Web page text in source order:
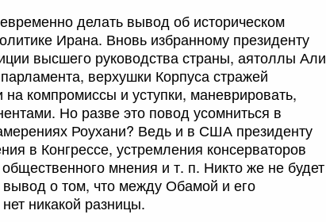
делать вывод об историческом
Ирана. Вновь избранному президенту
высшего руководства страны, аятоллы Али
верхушки Корпуса стражей
компромиссы и уступки, маневрировать,
Но разве это повод усомниться в
Роухани? Ведь и в США президенту
в Конгрессе, устремления консерваторов
мнения и т. п. Никто же не будет
о том, что между Обамой и его
никакой разницы.